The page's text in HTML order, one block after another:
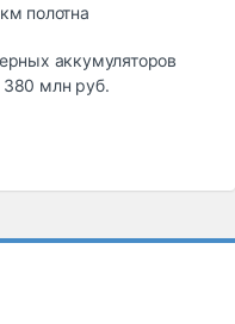
полотна
аккумуляторов
380 млн руб.